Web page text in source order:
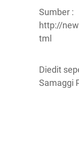
Sumber :
http://
tml
Diedit
Samaggi